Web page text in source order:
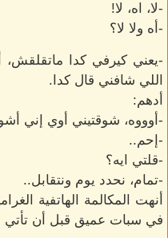
-لا، اه، لا!
-أه ولا لا؟
-يعني كيرفي كدا ماتقلقش،
اللي شافني قال كدا.
أدهم:
-أوووه، شوقتيني أوي إني
-إحم..
-قلتي ايه؟
-تمام، نحدد يوم ونتقابل..
أنهت المكالمة الهاتفية
في سبات عميق قبل أن تأتي